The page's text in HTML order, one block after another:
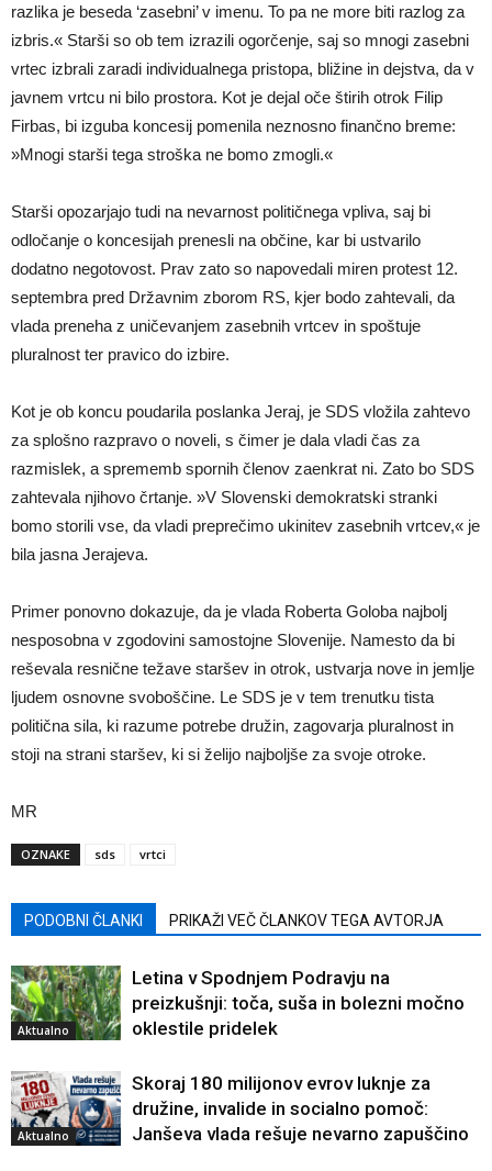
razlika je beseda ‘zasebni’ v imenu. To pa ne more biti razlog za
izbris.« Starši so ob tem izrazili ogorčenje, saj so mnogi zasebni
vrtec izbrali zaradi individualnega pristopa, bližine in dejstva, da v
javnem vrtcu ni bilo prostora. Kot je dejal oče štirih otrok Filip
Firbas, bi izguba koncesij pomenila neznosno finančno breme:
»Mnogi starši tega stroška ne bomo zmogli.«
Starši opozarjajo tudi na nevarnost političnega vpliva, saj bi
odločanje o koncesijah prenesli na občine, kar bi ustvarilo
dodatno negotovost. Prav zato so napovedali miren protest 12.
septembra pred Državnim zborom RS, kjer bodo zahtevali, da
vlada preneha z uničevanjem zasebnih vrtcev in spoštuje
pluralnost ter pravico do izbire.
Kot je ob koncu poudarila poslanka Jeraj, je SDS vložila zahtevo
za splošno razpravo o noveli, s čimer je dala vladi čas za
razmislek, a sprememb spornih členov zaenkrat ni. Zato bo SDS
zahtevala njihovo črtanje. »V Slovenski demokratski stranki
bomo storili vse, da vladi preprečimo ukinitev zasebnih vrtcev,« je
bila jasna Jerajeva.
Primer ponovno dokazuje, da je vlada Roberta Goloba najbolj
nesposobna v zgodovini samostojne Slovenije. Namesto da bi
reševala resnične težave staršev in otrok, ustvarja nove in jemlje
ljudem osnovne svoboščine. Le SDS je v tem trenutku tista
politična sila, ki razume potrebe družin, zagovarja pluralnost in
stoji na strani staršev, ki si želijo najboljše za svoje otroke.
MR
OZNAKE sds vrtci
PODOBNI ČLANKI PRIKAŽI VEČ ČLANKOV TEGA AVTORJA
Aktualno
Letina v Spodnjem Podravju na
preizkušnji: toča, suša in bolezni močno
oklestile pridelek
Aktualno
Skoraj 180 milijonov evrov luknje za
družine, invalide in socialno pomoč:
Janševa vlada rešuje nevarno zapuščino